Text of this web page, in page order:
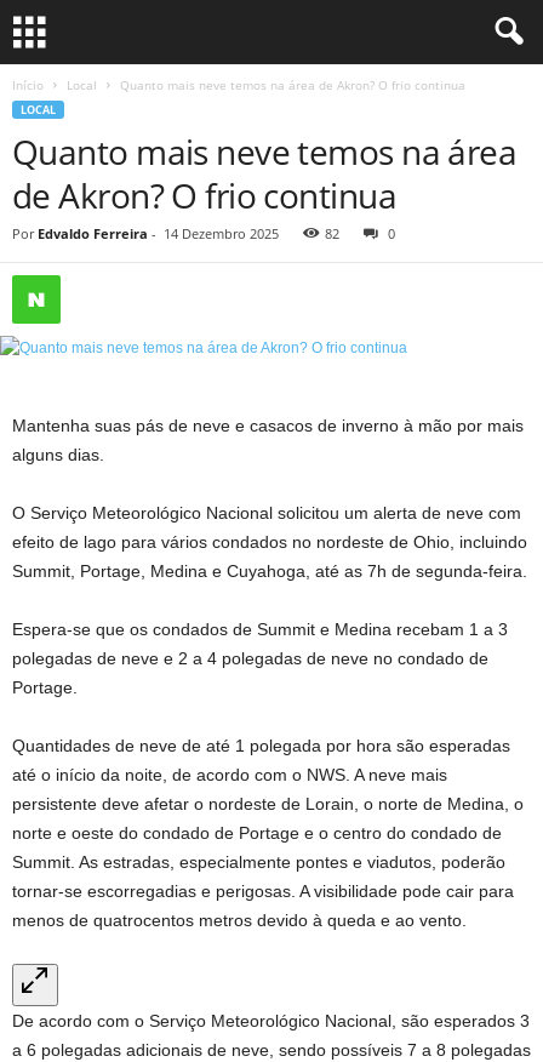
Início Local Quanto mais neve temos na área de Akron? O frio continua
LOCAL
Quanto mais neve temos na área
de Akron? O frio continua
Por Edvaldo Ferreira - 14 Dezembro 2025 82 0
Mantenha suas pás de neve e casacos de inverno à mão por mais
alguns dias.
O Serviço Meteorológico Nacional solicitou um alerta de neve com
efeito de lago para vários condados no nordeste de Ohio, incluindo
Summit, Portage, Medina e Cuyahoga, até as 7h de segunda-feira.
Espera-se que os condados de Summit e Medina recebam 1 a 3
polegadas de neve e 2 a 4 polegadas de neve no condado de
Portage.
Quantidades de neve de até 1 polegada por hora são esperadas
até o início da noite, de acordo com o NWS. A neve mais
persistente deve afetar o nordeste de Lorain, o norte de Medina, o
norte e oeste do condado de Portage e o centro do condado de
Summit. As estradas, especialmente pontes e viadutos, poderão
tornar-se escorregadias e perigosas. A visibilidade pode cair para
menos de quatrocentos metros devido à queda e ao vento.
De acordo com o Serviço Meteorológico Nacional, são esperados 3
a 6 polegadas adicionais de neve, sendo possíveis 7 a 8 polegadas